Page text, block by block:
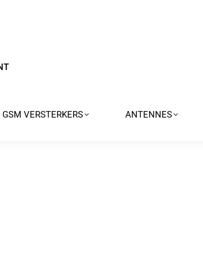
GSM VERSTERKERS ANTENNES